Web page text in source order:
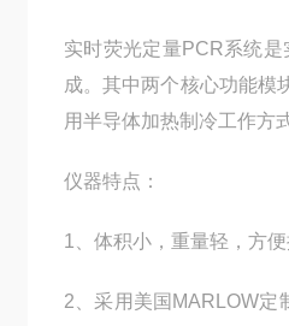
实时荧光定量PCR系统
成。其中两个核心功能模
用半导体加热制冷工作方
仪器特点：
1、体积小，重量轻，方
2、采用美国MARLOW定